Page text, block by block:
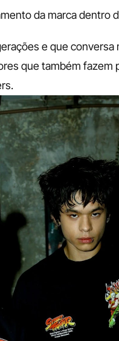
da marca dentro
e que
que também fazem